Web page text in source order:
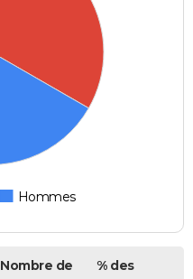
Hommes
Nombre de
% des